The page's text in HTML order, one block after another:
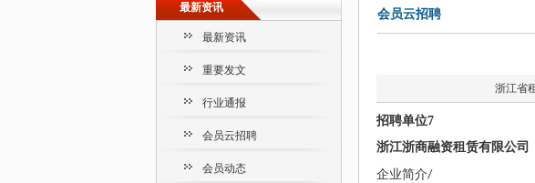
最新资讯
最新资讯
重要发文
行业通报
会员云招聘
会员动态
会员云招聘
浙江省
招聘单位7
浙江浙商融资租赁有限公司
企业简介/